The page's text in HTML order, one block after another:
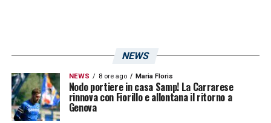
Kazakistan-Lituania 5-2 (subentrato al 60′)
LA PLAYLIST DELLE NOSTRE TOP NEWS
NEWS
NEWS 8 ore ago Maria Floris
Nodo portiere in casa Samp! La Carrarese
rinnova con Fiorillo e allontana il ritorno a
Genova